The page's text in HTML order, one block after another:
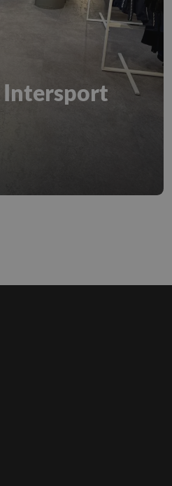
Intersport